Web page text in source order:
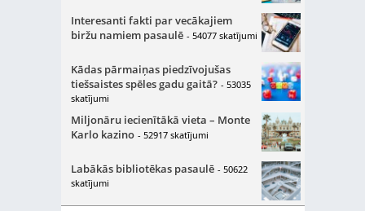
Interesanti fakti par vecākajiem
biržu namiem pasaulē - 54077 skatījumi
Kādas pārmaiņas piedzīvojušas
tiešsaistes spēles gadu gaitā? - 53035
skatījumi
Miljonāru iecienītākā vieta – Monte
Karlo kazino - 52917 skatījumi
Labākās bibliotēkas pasaulē - 50622
skatījumi